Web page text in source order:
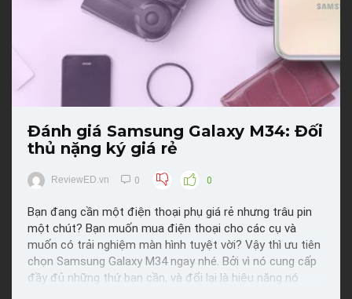
Đánh giá Samsung Galaxy M34: Đối
thủ nặng ký giá rẻ
ReviewED.vn 0 0
Bạn đang cần một điện thoại phụ giá rẻ nhưng trâu pin
một chút? Bạn muốn mua điện thoại cho các cụ và
muốn có trải nghiệm màn hình tuyệt vời? Vậy thì ưu tiên
chọn Samsung Galaxy M34 ngay nhé. Bởi vì nó cung cấp
đầy đủ những thứ bạn cần, và đổi lại là hiệu năng nó